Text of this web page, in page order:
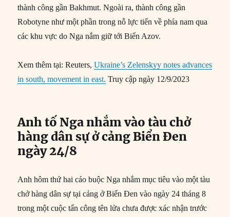
thành công gần Bakhmut. Ngoài ra, thành công gần
Robotyne như một phần trong nỗ lực tiến về phía nam qua
các khu vực do Nga nắm giữ tới Biển Azov.
Xem thêm tại: Reuters,Ukraine’s Zelenskyy notes advances
in south, movement in east. Truy cập ngày 12/9/2023
Anh tố Nga nhắm vào tàu chở
hàng dân sự ở cảng Biển Đen
ngày 24/8
Anh hôm thứ hai cáo buộc Nga nhắm mục tiêu vào một tàu
chở hàng dân sự tại cảng ở Biển Đen vào ngày 24 tháng 8
trong một cuộc tấn công tên lửa chưa được xác nhận trước